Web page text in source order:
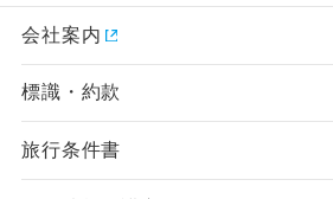
会社案内
標識・約款
旅行条件書